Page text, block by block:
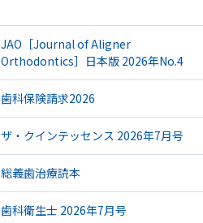
JAO［Journal of Aligner
Orthodontics］日本版 2026年No.4
歯科保険請求2026
ザ・クインテッセンス 2026年7月号
総義歯治療読本
歯科衛生士 2026年7月号